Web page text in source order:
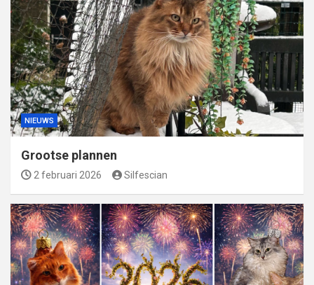
NIEUWS
Grootse plannen
2 februari 2026 Silfescian